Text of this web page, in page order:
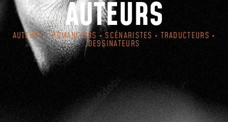
AUTEURS
AUTEURS • ROMANCIERS • SCÉNARISTES • TRADUCTEURS •
DESSINATEURS